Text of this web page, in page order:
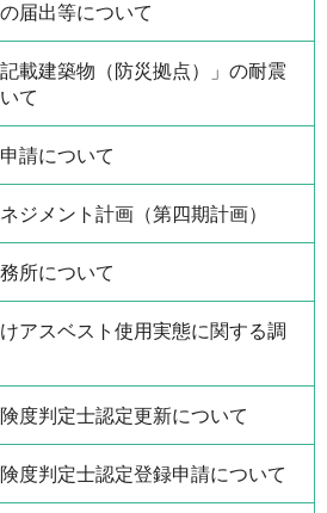
届出等について
載建築物（防災拠点）」の耐震
て
請について
ジメント計画（第四期計画）
所について
アスベスト使用実態に関する調
度判定士認定更新について
度判定士認定登録申請について